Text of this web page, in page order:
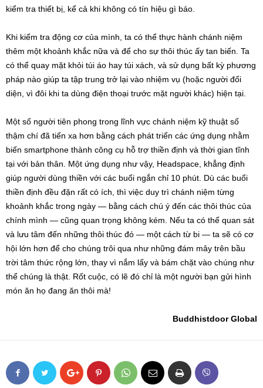
kiểm tra thiết bị, kể cả khi không có tín hiệu gì báo.
Khi kiểm tra động cơ của mình, ta có thể thực hành chánh niệm
thêm một khoảnh khắc nữa và để cho sự thôi thúc ấy tan biến. Ta
có thể quay mặt khỏi túi áo hay túi xách, và sử dụng bất kỳ phương
pháp nào giúp ta tập trung trở lại vào nhiệm vụ (hoặc người đối
diện, vì đôi khi ta dùng điện thoại trước mặt người khác) hiện tại.
Một số người tiên phong trong lĩnh vực chánh niệm kỹ thuật số
thậm chí đã tiến xa hơn bằng cách phát triển các ứng dụng nhằm
biến smartphone thành công cụ hỗ trợ thiền định và thời gian tĩnh
tại với bản thân. Một ứng dụng như vậy, Headspace, khẳng định
giúp người dùng thiền với các buổi ngắn chỉ 10 phút. Dù các buổi
thiền định đều đặn rất có ích, thì việc duy trì chánh niệm từng
khoảnh khắc trong ngày — bằng cách chú ý đến các thôi thúc của
chính mình — cũng quan trọng không kém. Nếu ta có thể quan sát
và lưu tâm đến những thôi thúc đó — một cách từ bi — ta sẽ có cơ
hội lớn hơn để cho chúng trôi qua như những đám mây trên bầu
trời tâm thức rộng lớn, thay vì nắm lấy và bám chặt vào chúng như
thể chúng là thật. Rốt cuộc, có lẽ đó chỉ là một người bạn gửi hình
món ăn họ đang ăn thôi mà!
Buddhistdoor Global